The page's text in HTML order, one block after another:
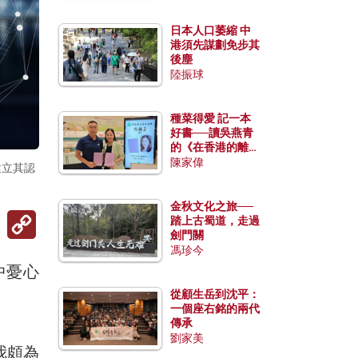
其認
Copy
憂心
頗為
日本人口萎縮 中
港須先謀劃免步其
後塵
陸振球
種菜得愛 記一本
好書──讀吳燕青
的《在香港的離島
種菜》
陳家偉
金秋文化之旅──
踏上古蜀道，走過
劍門關
馮珍今
從顧生岳到沈平：
一個座右銘的兩代
傳承
劉家美